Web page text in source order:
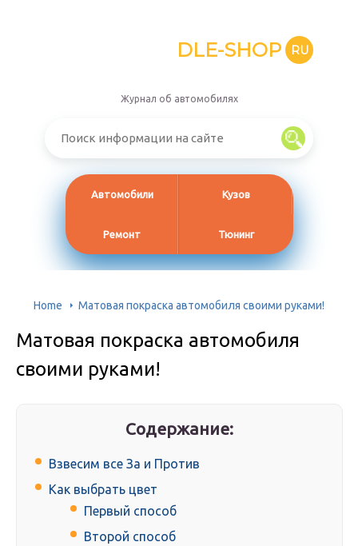
DLE-SHOP RU
Журнал об автомобилях
Автомобили Кузов
Ремонт Тюнинг
Home Матовая покраска автомобиля своими руками!
Матовая покраска автомобиля
своими руками!
Содержание:
Взвесим все За и Против
Как выбрать цвет
Первый способ
Второй способ